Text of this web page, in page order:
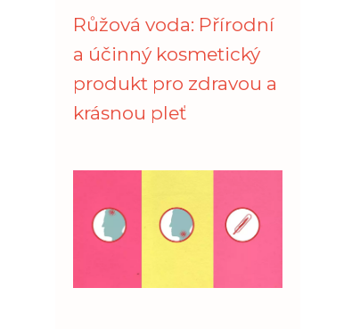
Růžová voda: Přírodní
a účinný kosmetický
produkt pro zdravou a
krásnou pleť